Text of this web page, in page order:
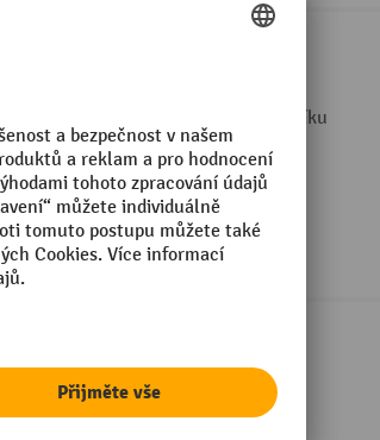
hydrauliky vysokozdvižného vozíku
sklouznutí
těžiště břemene